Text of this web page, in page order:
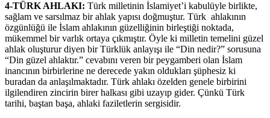
4-TÜRK AHLAKI: Türk milletinin İslamiyet’i kabulüyle birlikte,
sağlam ve sarsılmaz bir ahlak yapısı doğmuştur. Türk ahlakının
özgünlüğü ile İslam ahlakının güzelliğinin birleştiği noktada,
mükemmel bir varlık ortaya çıkmıştır. Öyle ki milletin temelini güzel
ahlak oluşturur diyen bir Türklük anlayışı ile “Din nedir?” sorusuna
“Din güzel ahlaktır.” cevabını veren bir peygamberi olan İslam
inancının birbirlerine ne derecede yakın oldukları şüphesiz ki
buradan da anlaşılmaktadır. Türk ahlakı özelden genele birbirini
ilgilendiren zincirin birer halkası gibi uzayıp gider. Çünkü Türk
tarihi, baştan başa, ahlaki faziletlerin sergisidir.